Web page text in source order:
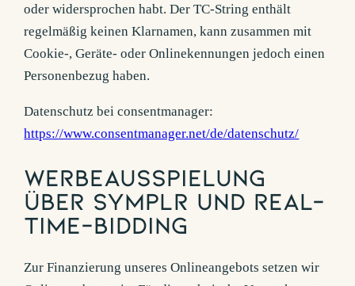
oder widersprochen habt. Der TC-String enthält
regelmäßig keinen Klarnamen, kann zusammen mit
Cookie-, Geräte- oder Onlinekennungen jedoch einen
Personenbezug haben.
Datenschutz bei consentmanager:
https://www.consentmanager.net/de/datenschutz/
Werbeausspielung
über symplr und Real-
Time-Bidding
Zur Finanzierung unseres Onlineangebots setzen wir